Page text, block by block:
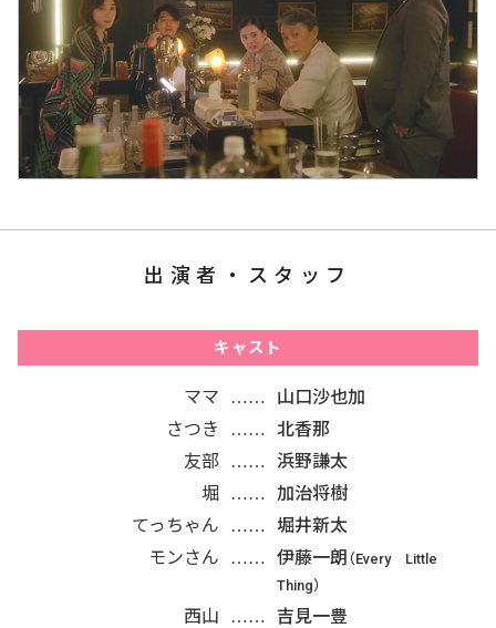
出演者・スタッフ
キャスト
ママ
山口沙也加
さつき
北香那
友部
浜野謙太
堀
加治将樹
てっちゃん
堀井新太
モンさん
伊藤一朗 （Every Little
Thing）
西山
吉見一豊